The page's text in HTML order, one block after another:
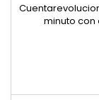
minuto con